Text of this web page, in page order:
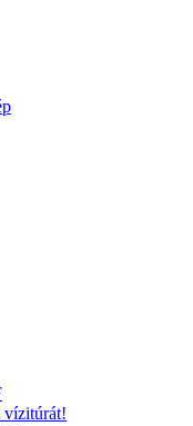
vízitúrát!